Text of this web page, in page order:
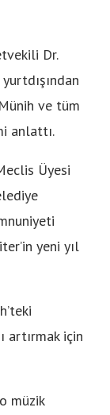
Dr.
ve tüm
anlattı.
Üyesi
yeni yıl
artırmak için
müzik